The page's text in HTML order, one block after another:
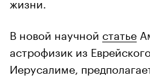
В новой научной статье
астрофизик из
Иерусалиме,